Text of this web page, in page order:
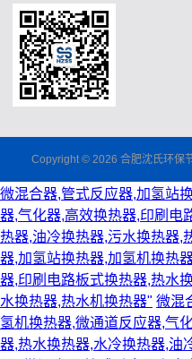
Copyright © 2026 合肥沈氏环保
微混合器,管式反应器,加氢站
器,气化器,高效换热器,印刷电
热器,油冷换热器,污水换热器,
器,加氢站换热器,加氢机换热
器,印刷电路板式换热器,热水
水换热器,热水机换热器" 微混
氢机换热器,微通道反应器,气
器,热水换热器,水冷换热器,油